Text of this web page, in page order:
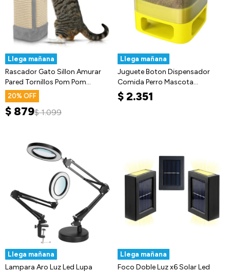
Llega mañana
Rascador Gato Sillon Amurar
Pared Tornillos Pom Pom
Juguete
20
$ 879$ 1.099
Llega mañana
Juguete Boton Dispensador
Comida Perro Mascota
Interactivo
$2.351
Llega mañana
Lampara Aro Luz Led Lupa
Llega mañana
Foco Doble Luz x6 Solar Led